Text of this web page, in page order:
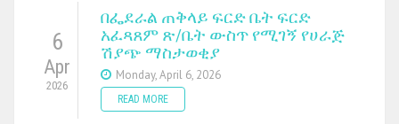
6
Apr
2026
በፌደራል ጠቅላይ ፍርድ ቤት ፍርድ
አፈጻጸም ጽ/ቤት ውስጥ የሚገኝ የሀራጅ
ሽያጭ ማስታወቂያ
Monday, April 6, 2026
READ MORE